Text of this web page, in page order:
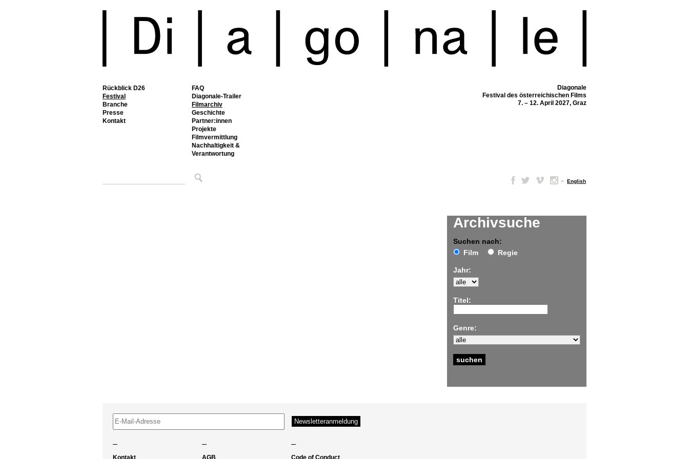
Rückblick D26
Festival
FAQ
Diagonale-Trailer
Filmarchiv
Geschichte
Partner:innen
Projekte
Filmvermittlung
Nachhaltigkeit &
Verantwortung
Branche
Presse
Kontakt
Diagonale
Festival des österreichischen Films
7. – 12. April 2027, Graz
– English
Archivsuche
Suchen nach:
Film
Regie
Jahr:
Titel:
Genre:
– – –
Kontakt AGB Code of Conduct